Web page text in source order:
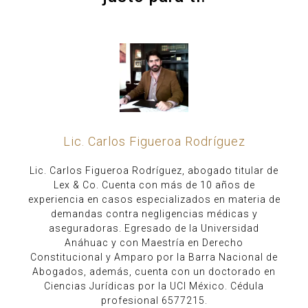
Lic. Carlos Figueroa Rodríguez
Lic. Carlos Figueroa Rodríguez, abogado titular de
Lex & Co. Cuenta con más de 10 años de
experiencia en casos especializados en materia de
demandas contra negligencias médicas y
aseguradoras. Egresado de la Universidad
Anáhuac y con Maestría en Derecho
Constitucional y Amparo por la Barra Nacional de
Abogados, además, cuenta con un doctorado en
Ciencias Jurídicas por la UCI México. Cédula
profesional 6577215.